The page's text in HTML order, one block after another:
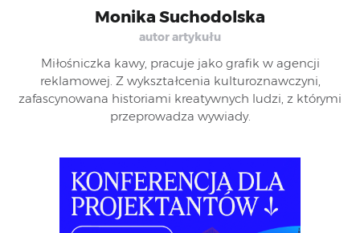
Monika Suchodolska
autor artykułu
Miłośniczka kawy, pracuje jako grafik w agencji
reklamowej. Z wykształcenia kulturoznawczyni,
zafascynowana historiami kreatywnych ludzi, z którymi
przeprowadza wywiady.